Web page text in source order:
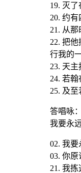
19. 灭
20. 约
21. 从
22. 把
行我的
23. 天
24. 若
25. 及
答唱咏
我要永
02. 我
03. 你
21. 我